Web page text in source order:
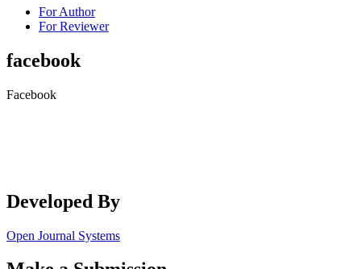
For Author
For Reviewer
facebook
Facebook
Developed By
Open Journal Systems